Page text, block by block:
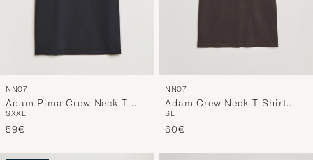
NN07
Adam Pima Crew Neck T-
Shirt Black
SXXL
59€
NN07
Adam Crew Neck T-Shirt
Dusky Port
SL
60€